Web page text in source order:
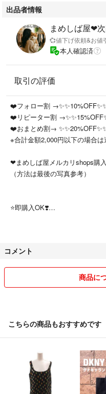
■コーディネート例（画像1枚目）
だける一本です♪
程よく落ち感のある素材で、脚
象に✨️
シンプルながらも上品さがあり
す♡
オンスタイルはもちろん、きれ
#ダナキャランニューヨーク
#オフィス
※着用画像は生成AIによるもので
写真の3枚目の左枠の写真が1
身長160cmの私が着用すると足
出品者情報
まめしば屋❤
💞値下げ依頼&お値
本人確認済
取引の評価
❤️フォロー割
❤️リピーター割
❤️おまとめ割→
※合計金額2,000円以下の場合は
❤まめしば屋メルカリshops購
（方法は最後の写真参考）
⭐️即購入OK❣️
基本1点もの在庫限りですの
⭐️全品送料無料！！
全力で値下げ依頼希望にお応え
遠慮なくご連絡ください♡
⭐️非禁煙者です^ ^
コメント
商品に
こちらの商品もおすすめです